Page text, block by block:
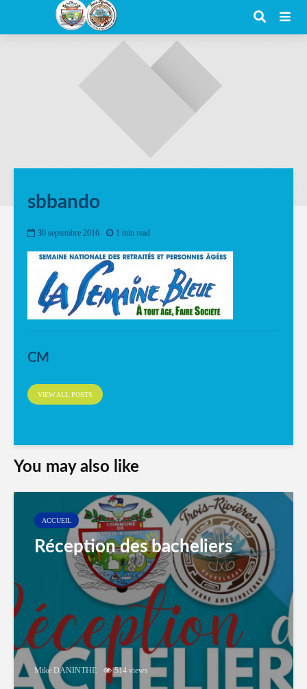
sbbando
30 septembre 2016 1 min read
CM
VIEW ALL POSTS
You may also like
ACCUEIL
Réception des bacheliers
Mike DANINTHE 514 views